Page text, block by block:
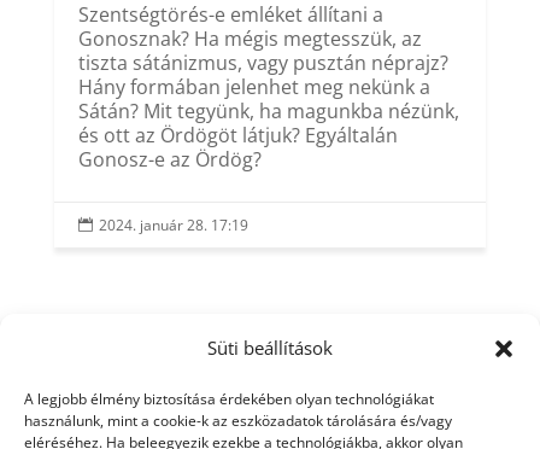
Süti beállítások
A legjobb élmény biztosítása érdekében olyan technológiákat
használunk, mint a cookie-k az eszközadatok tárolására és/vagy
eléréséhez. Ha beleegyezik ezekbe a technológiákba, akkor olyan
Szentségtörés-e emléket állítani a
Gonosznak? Ha mégis megtesszük, az
tiszta sátánizmus, vagy pusztán néprajz?
Hány formában jelenhet meg nekünk a
Sátán? Mit tegyünk, ha magunkba nézünk,
és ott az Ördögöt látjuk? Egyáltalán
Gonosz-e az Ördög?
 2024. január 28. 17:19